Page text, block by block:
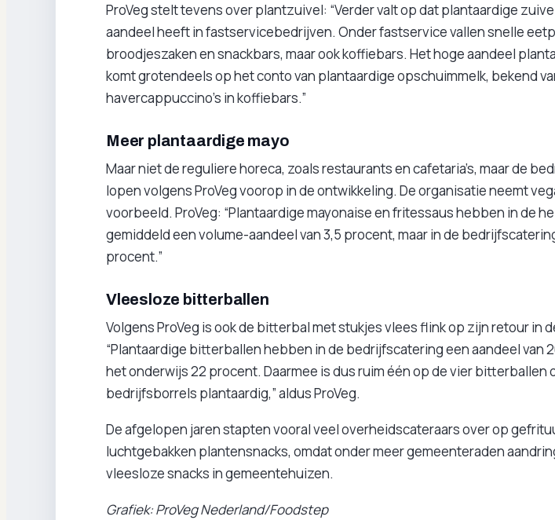
ProVeg stelt tevens over plantzuivel: “Verder valt op dat plantaardige
aandeel heeft in fastservicebedrijven. Onder fastservice vallen snelle
broodjeszaken en snackbars, maar ook koffiebars. Het hoge aandeel
komt grotendeels op het conto van plantaardige opschuimmelk, bekend
havercappuccino's in koffiebars.”
Meer plantaardige mayo
Maar niet de reguliere horeca, zoals restaurants en cafetaria’s, maar de
lopen volgens ProVeg voorop in de ontwikkeling. De organisatie neemt
voorbeeld. ProVeg: “Plantaardige mayonaise en fritessaus hebben in de
gemiddeld een volume-aandeel van 3,5 procent, maar in de
procent.”
Vleesloze bitterballen
Volgens ProVeg is ook de bitterbal met stukjes vlees flink op zijn retour in
“Plantaardige bitterballen hebben in de bedrijfscatering een aandeel van
het onderwijs 22 procent. Daarmee is dus ruim één op de vier bitterballen
bedrijfsborrels plantaardig,” aldus ProVeg.
De afgelopen jaren stapten vooral veel overheidscateraars over op
luchtgebakken plantensnacks, omdat onder meer gemeenteraden
vleesloze snacks in gemeentehuizen.
Grafiek: ProVeg Nederland/Foodstep